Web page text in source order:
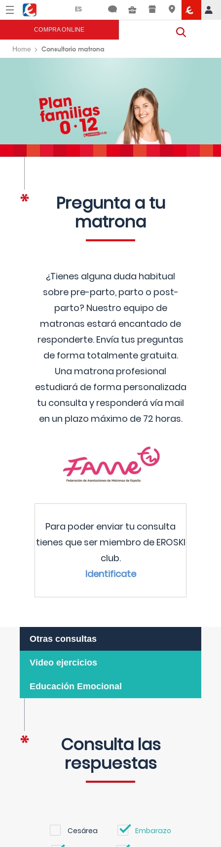
Menú Eroski
COMPRA ONLINE
Home Consultorio matrona
Pregunta a tu
matrona
¿Tienes alguna duda habitual
sobre pre-parto, parto o post-
parto? Nuestro equipo de
matronas estará encantado de
responderte. Envía tus preguntas
de forma totalmente gratuita.
Una matrona profesional
estudiará de forma personalizada
tu consulta y responderá vía mail
en un plazo máximo de 72 horas.
Para poder enviar tu consulta
tienes que ser miembro de EROSKI
club.
Identificate
Otras consultas
Video ejercicios
Educación Emocional
Consulta las
respuestas
Cesárea Embarazo